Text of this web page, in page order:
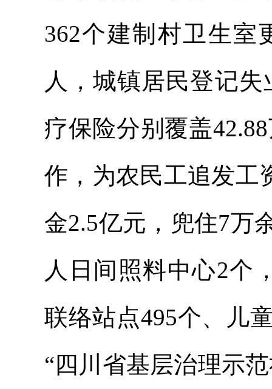
362个建制村卫生室
人，城镇居民登记
疗保险分别覆盖
作，为农民工追发工
金2.5亿元，兜住7万
人日间照料中心2个
联络站点495个、儿
“四川省基层治理示